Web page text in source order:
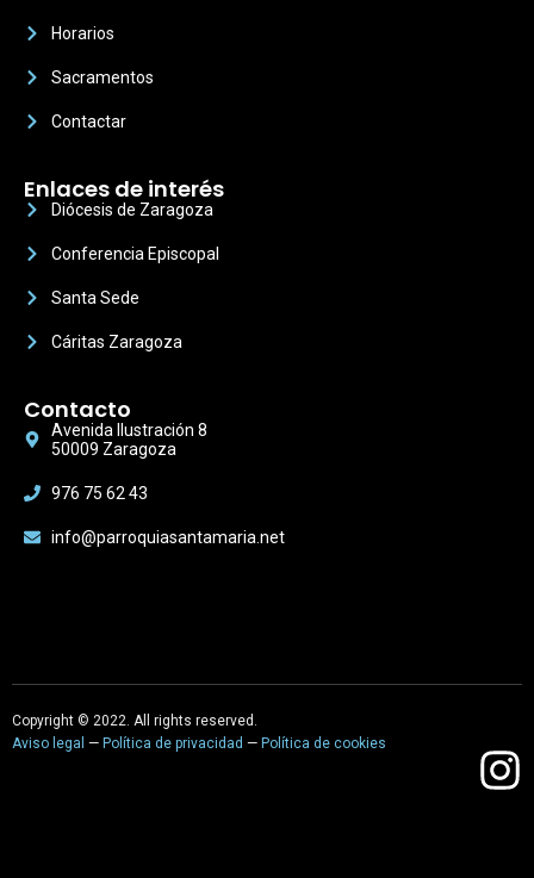
Horarios
Sacramentos
Contactar
Enlaces de interés
Diócesis de Zaragoza
Conferencia Episcopal
Santa Sede
Cáritas Zaragoza
Contacto
Avenida Ilustración 8
50009 Zaragoza
976 75 62 43
info@parroquiasantamaria.net
Copyright © 2022. All rights reserved.
Aviso legal — Política de privacidad — Política de cookies